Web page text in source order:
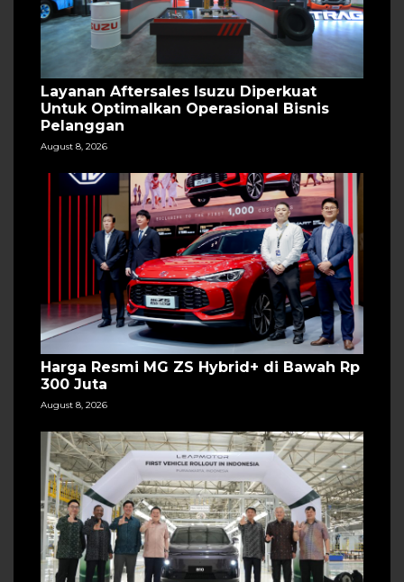
Layanan Aftersales Isuzu Diperkuat
Untuk Optimalkan Operasional Bisnis
Pelanggan
August 8, 2026
Harga Resmi MG ZS Hybrid+ di Bawah Rp
300 Juta
August 8, 2026